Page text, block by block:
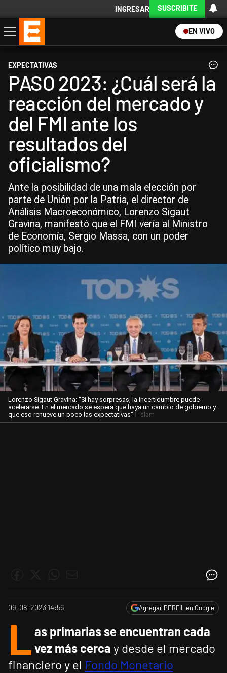
INGRESAR SUSCRIBITE
EN VIVO
Economía
Política
Internacional
Actualidad
Descargá la App
EXPECTATIVAS
PASO 2023: ¿Cuál será la
reacción del mercado y
del FMI ante los
resultados del
oficialismo?
Ante la posibilidad de una mala elección por
parte de Unión por la Patria, el director de
Análisis Macroeconómico, Lorenzo Sigaut
Gravina, manifestó que el FMI vería al Ministro
de Economía, Sergio Massa, con un poder
político muy bajo.
Lorenzo Sigaut Gravina: “Si hay sorpresas, la incertidumbre puede
acelerarse. En el mercado se espera que haya un cambio de gobierno y
que eso renueve un poco las expectativas” | Télam
09-08-2023 14:56 Agregar PERFIL en Google
L as primarias se encuentran cada
vez más cerca y desde el mercado
financiero y el Fondo Monetario